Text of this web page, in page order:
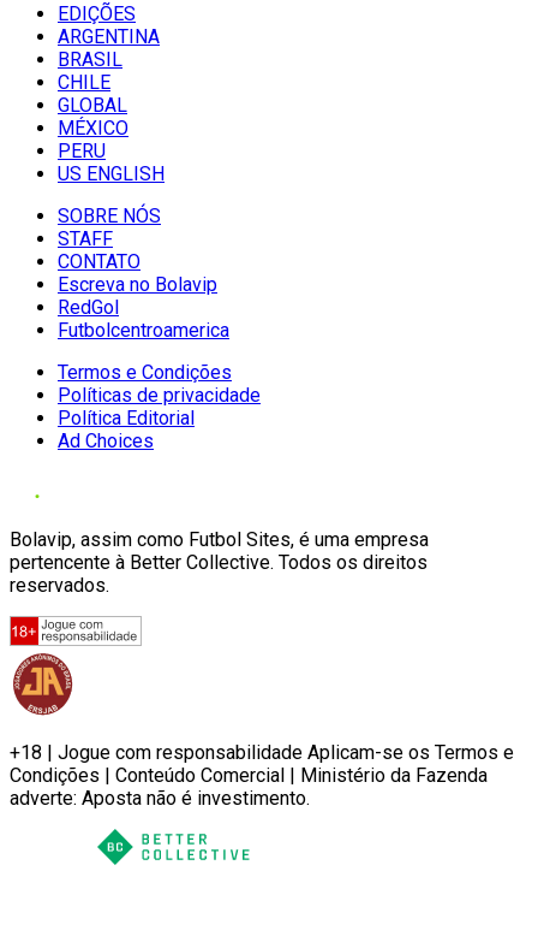
EDIÇÕES
ARGENTINA
BRASIL
CHILE
GLOBAL
MÉXICO
PERU
US ENGLISH
SOBRE NÓS
STAFF
CONTATO
Escreva no Bolavip
RedGol
Futbolcentroamerica
Termos e Condições
Políticas de privacidade
Política Editorial
Ad Choices
Bolavip, assim como Futbol Sites, é uma empresa
pertencente à Better Collective. Todos os direitos
reservados.
+18 | Jogue com responsabilidade Aplicam-se os Termos e
Condições | Conteúdo Comercial | Ministério da Fazenda
adverte: Aposta não é investimento.